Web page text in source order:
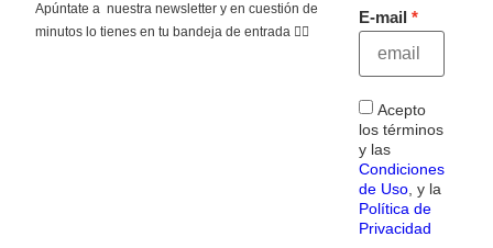
Apúntate a nuestra newsletter y en cuestión de
minutos lo tienes en tu bandeja de entrada 👇🏻
E-mail
Acepto
los términos
y las
Condiciones
de Uso, y la
Política de
Privacidad